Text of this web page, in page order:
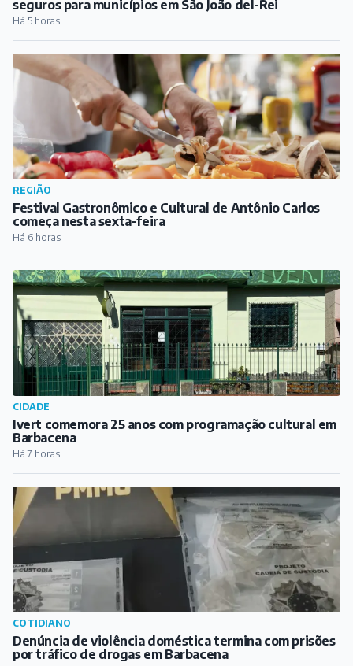
seguros para municípios em São João del-Rei
Há 5 horas
REGIÃO
Festival Gastronômico e Cultural de Antônio Carlos
começa nesta sexta-feira
Há 6 horas
CIDADE
Ivert comemora 25 anos com programação cultural em
Barbacena
Há 7 horas
COTIDIANO
Denúncia de violência doméstica termina com prisões
por tráfico de drogas em Barbacena